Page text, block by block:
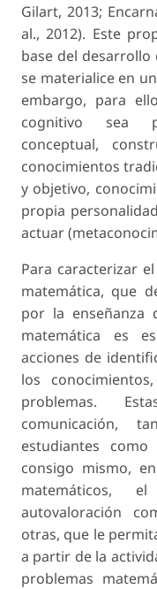
Gilart, 2013;
al., 2012). Este
base del
se materialice en
embargo, para
cognitivo sea
conceptual,
conocimientos
y objetivo,
propia
actuar
Para caracterizar
matemática, que
por la enseñanza
matemática es
acciones de
los
problemas.
comunicación,
estudiantes
consigo mismo,
matemáticos,
autovaloración
otras, que le
a partir de la
problemas